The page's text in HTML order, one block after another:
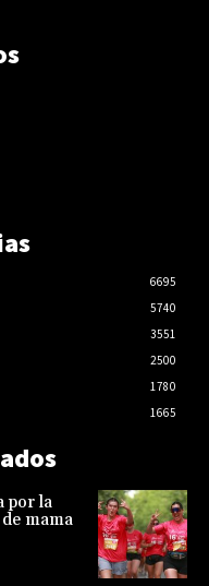
6695
5740
3551
2500
1780
1665
por la
mama